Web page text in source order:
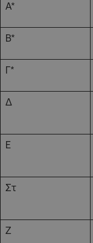
Α*
Β*
Γ*
Δ
Ε
Στ
Ζ